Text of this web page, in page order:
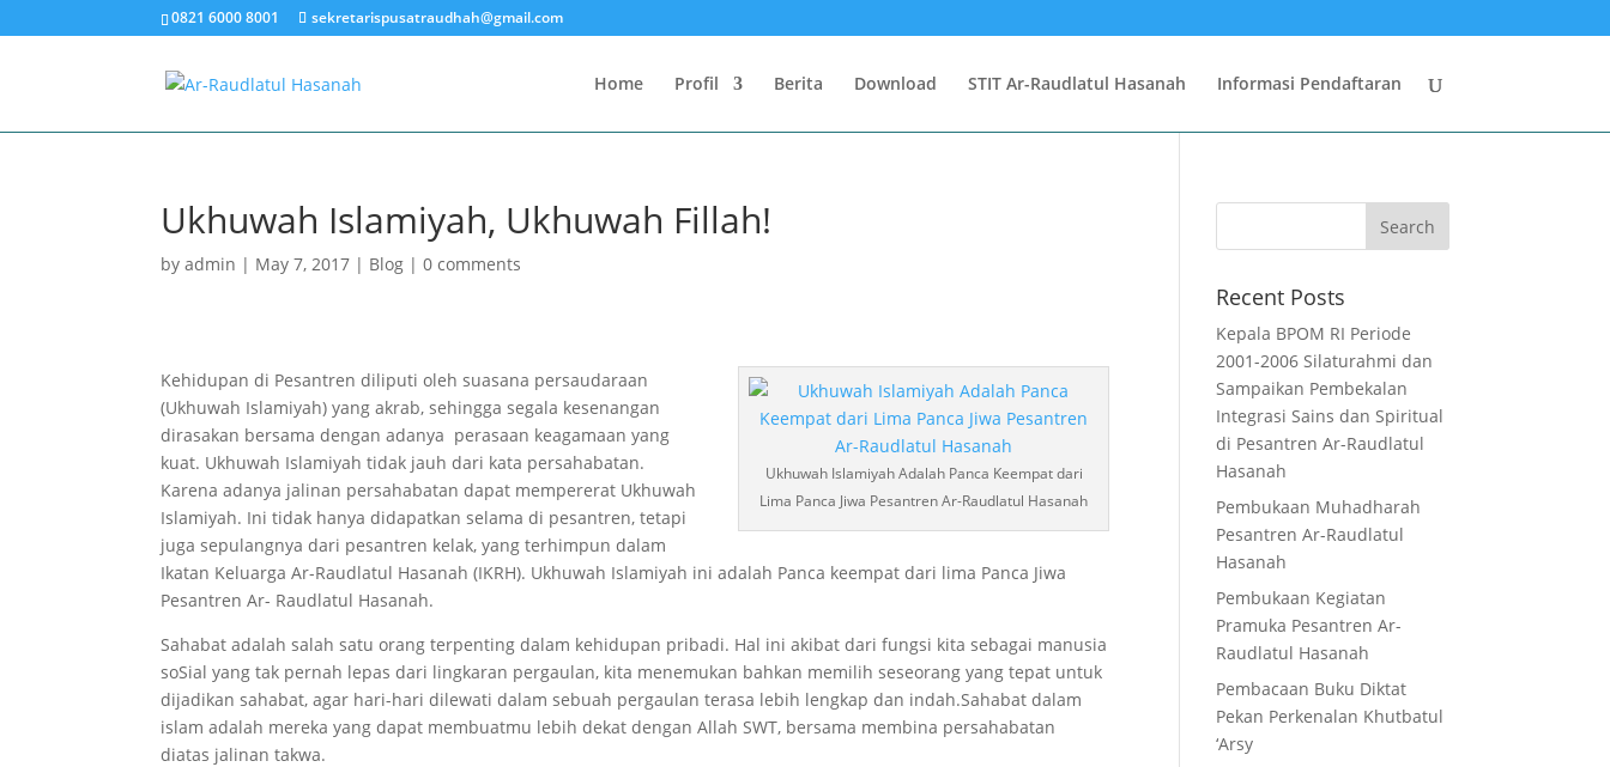
0821 6000 8001 sekretarispusatraudhah@gmail.com
Home Profil Berita Download STIT Ar-Raudlatul Hasanah Informasi Pendaftaran
Ukhuwah Islamiyah, Ukhuwah Fillah!
byadmin | May 7, 2017 | Blog |0 comments
Ukhuwah Islamiyah Adalah Panca Keempat dari
Lima Panca Jiwa Pesantren Ar-Raudlatul Hasanah
Kehidupan di Pesantren diliputi oleh suasana persaudaraan
(Ukhuwah Islamiyah) yang akrab, sehingga segala kesenangan
dirasakan bersama dengan adanya perasaan keagamaan yang
kuat. Ukhuwah Islamiyah tidak jauh dari kata persahabatan.
Karena adanya jalinan persahabatan dapat mempererat Ukhuwah
Islamiyah. Ini tidak hanya didapatkan selama di pesantren, tetapi
juga sepulangnya dari pesantren kelak, yang terhimpun dalam
Ikatan Keluarga Ar-Raudlatul Hasanah (IKRH). Ukhuwah Islamiyah ini adalah Panca keempat dari lima Panca Jiwa
Pesantren Ar- Raudlatul Hasanah.
Sahabat adalah salah satu orang terpenting dalam kehidupan pribadi. Hal ini akibat dari fungsi kita sebagai manusia
soSial yang tak pernah lepas dari lingkaran pergaulan, kita menemukan bahkan memilih seseorang yang tepat untuk
dijadikan sahabat, agar hari-hari dilewati dalam sebuah pergaulan terasa lebih lengkap dan indah.Sahabat dalam
islam adalah mereka yang dapat membuatmu lebih dekat dengan Allah SWT, bersama membina persahabatan
diatas jalinan takwa.
Recent Posts
Kepala BPOM RI Periode
2001-2006 Silaturahmi dan
Sampaikan Pembekalan
Integrasi Sains dan Spiritual
di Pesantren Ar-Raudlatul
Hasanah
Pembukaan Muhadharah
Pesantren Ar-Raudlatul
Hasanah
Pembukaan Kegiatan
Pramuka Pesantren Ar-
Raudlatul Hasanah
Pembacaan Buku Diktat
Pekan Perkenalan Khutbatul
‘Arsy